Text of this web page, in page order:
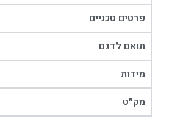
פרטים טכניים
תואם לדגם
מידות
מק״ט